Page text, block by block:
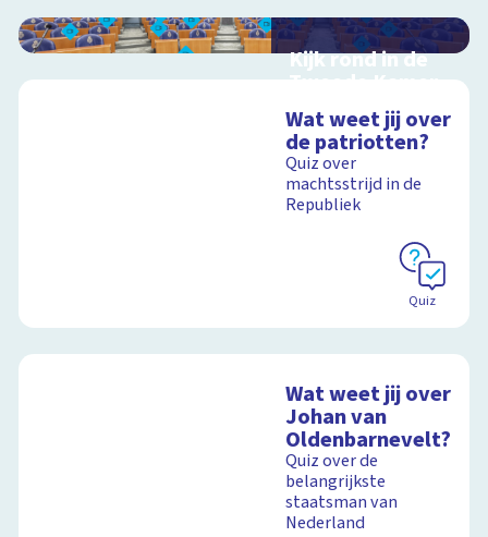
Kijk rond in de
Tweede Kamer
schoolplaat over de
Nederlandse politiek
en democratie
Schoolplaat
Wat weet jij over
de patriotten?
Quiz over
machtsstrijd in de
Republiek
Quiz
Wat weet jij over
Johan van
Oldenbarnevelt?
Quiz over de
belangrijkste
staatsman van
Nederland